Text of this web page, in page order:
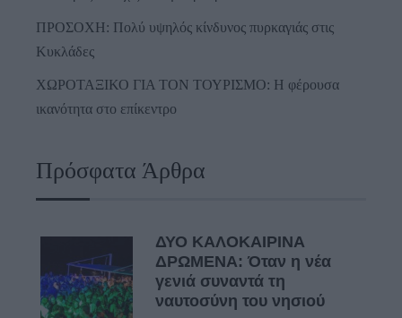
ΠΡΟΣΟΧΗ: Πολύ υψηλός κίνδυνος πυρκαγιάς στις
Κυκλάδες
ΧΩΡΟΤΑΞΙΚΟ ΓΙΑ ΤΟΝ ΤΟΥΡΙΣΜΟ: Η φέρουσα
ικανότητα στο επίκεντρο
Πρόσφατα Άρθρα
ΔΥΟ ΚΑΛΟΚΑΙΡΙΝΑ
ΔΡΩΜΕΝΑ: Όταν η νέα
γενιά συναντά τη
ναυτοσύνη του νησιού